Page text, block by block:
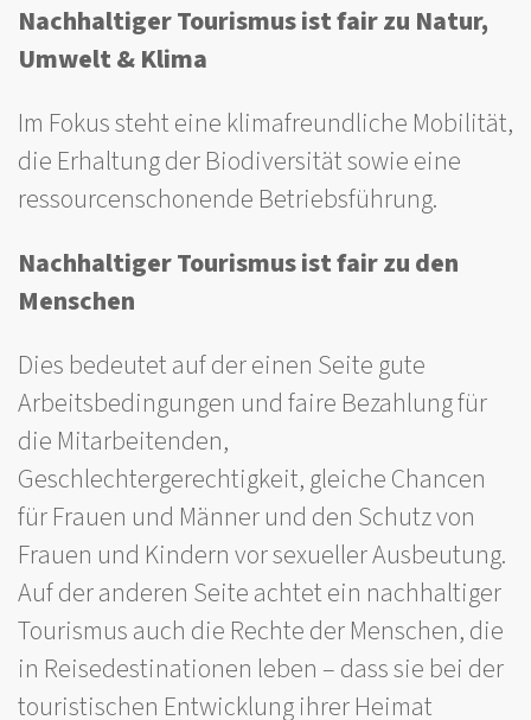
Nachhaltiger Tourismus ist fair zu Natur,
Umwelt & Klima
Im Fokus steht eine klimafreundliche Mobilität,
die Erhaltung der Biodiversität sowie eine
ressourcenschonende Betriebsführung.
Nachhaltiger Tourismus ist fair zu den
Menschen
Dies bedeutet auf der einen Seite gute
Arbeitsbedingungen und faire Bezahlung für
die Mitarbeitenden,
Geschlechtergerechtigkeit, gleiche Chancen
für Frauen und Männer und den Schutz von
Frauen und Kindern vor sexueller Ausbeutung.
Auf der anderen Seite achtet ein nachhaltiger
Tourismus auch die Rechte der Menschen, die
in Reisedestinationen leben – dass sie bei der
touristischen Entwicklung ihrer Heimat